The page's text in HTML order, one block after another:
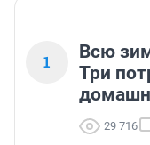
1
Всю
Три
29 716